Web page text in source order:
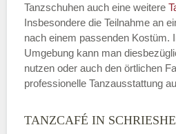
Tanzschuhen auch eine weitere
Insbesondere die Teilnahme an
nach einem passenden Kostüm.
Umgebung kann man
nutzen oder auch den örtlichen
professionelle Tanzausstattung
TANZCAFÉ IN